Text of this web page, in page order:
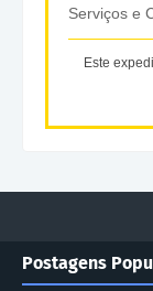
Serviços e
Este
Postagens